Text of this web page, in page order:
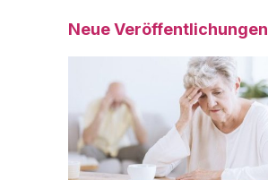
Neue Veröffentlichungen